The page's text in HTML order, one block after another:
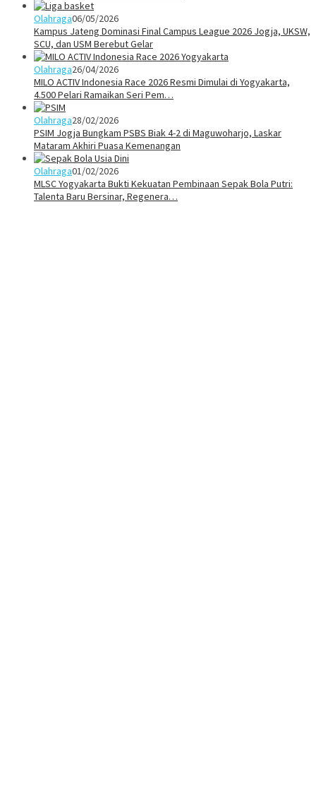
Olahraga06/05/2026
Kampus Jateng Dominasi Final Campus League 2026 Jogja, UKSW,
SCU, dan USM Berebut Gelar
Olahraga26/04/2026
MILO ACTIV Indonesia Race 2026 Resmi Dimulai di Yogyakarta,
4.500 Pelari Ramaikan Seri Pem…
Olahraga28/02/2026
PSIM Jogja Bungkam PSBS Biak 4-2 di Maguwoharjo, Laskar
Mataram Akhiri Puasa Kemenangan
Olahraga01/02/2026
MLSC Yogyakarta Bukti Kekuatan Pembinaan Sepak Bola Putri:
Talenta Baru Bersinar, Regenera…